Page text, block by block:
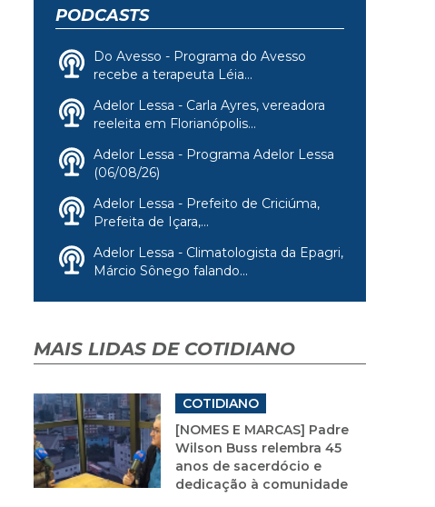
PODCASTS
Do Avesso - Programa do Avesso
recebe a terapeuta Léia...
Adelor Lessa - Carla Ayres, vereadora
reeleita em Florianópolis...
Adelor Lessa - Programa Adelor Lessa
(06/08/26)
Adelor Lessa - Prefeito de Criciúma,
Prefeita de Içara,...
Adelor Lessa - Climatologista da Epagri,
Márcio Sônego falando...
MAIS LIDAS DE COTIDIANO
COTIDIANO
[NOMES E MARCAS] Padre
Wilson Buss relembra 45
anos de sacerdócio e
dedicação à comunidade